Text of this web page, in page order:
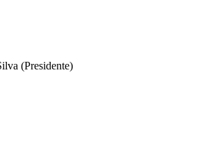
(Presidente)